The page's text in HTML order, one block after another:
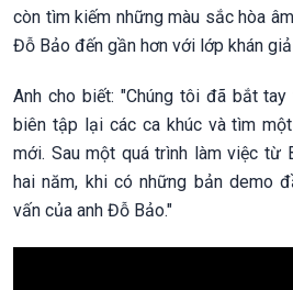
còn tìm kiếm những màu sắc hòa
Đỗ Bảo đến gần hơn với lớp khán giả
Anh cho biết: "Chúng tôi đã bắt
biên tập lại các ca khúc và tìm
mới. Sau một quá trình làm việc từ
hai năm, khi có những bản demo
vấn của anh Đỗ Bảo."